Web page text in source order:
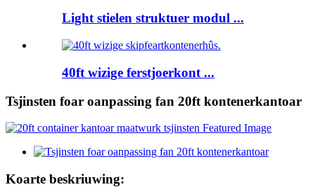
Light stielen struktuer modul ...
40ft wizige ferstjoerkont ...
Tsjinsten foar oanpassing fan 20ft kontenerkantoar
Koarte beskriuwing: